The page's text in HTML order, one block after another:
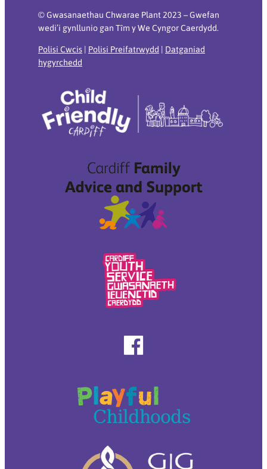
© Gwasanaethau Chwarae Plant 2023 – Gwefan
wedi’i gynllunio gan Tȋm y We Cyngor Caerdydd.
Polisi Cwcis | Polisi Preifatrwydd | Datganiad
hygyrchedd